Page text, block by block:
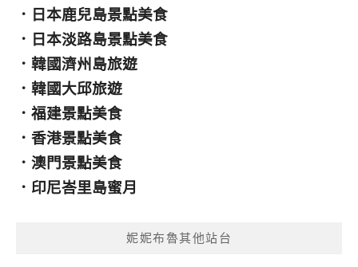
． 日本鹿兒島景點美食
． 日本淡路島景點美食
． 韓國濟州島旅遊
． 韓國大邱旅遊
． 福建景點美食
． 香港景點美食
． 澳門景點美食
． 印尼峇里島蜜月
妮妮布魯其他站台